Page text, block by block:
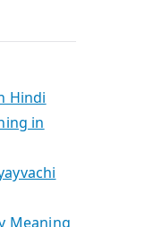
Hindi
in
Meaning